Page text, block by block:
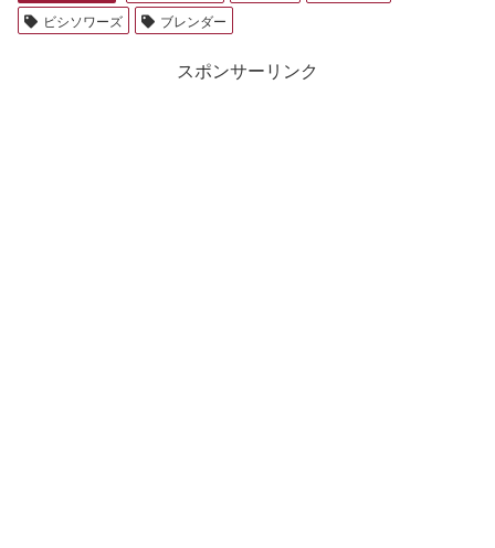
ビシソワーズ
ブレンダー
スポンサーリンク